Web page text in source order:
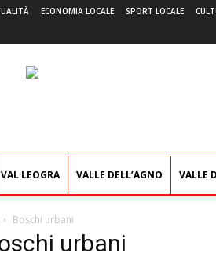
ECONOMIA LOCALE SPORT LOCALE
VAL LEOGRA VALLE DELL’AGNO VALLE
Boschi urbani
urbani